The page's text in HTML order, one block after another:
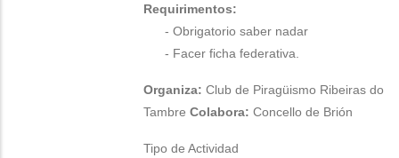
Requirimentos:
- Obrigatorio saber nadar
- Facer ficha federativa.
Organiza: Club de Piragüismo Ribeiras do
TambreColabora:Concello de Brión
Tipo de Actividad